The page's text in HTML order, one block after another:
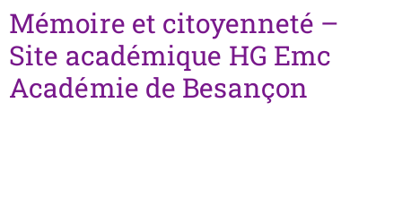
Mémoire et citoyenneté –
Site académique HG Emc
Académie de Besançon